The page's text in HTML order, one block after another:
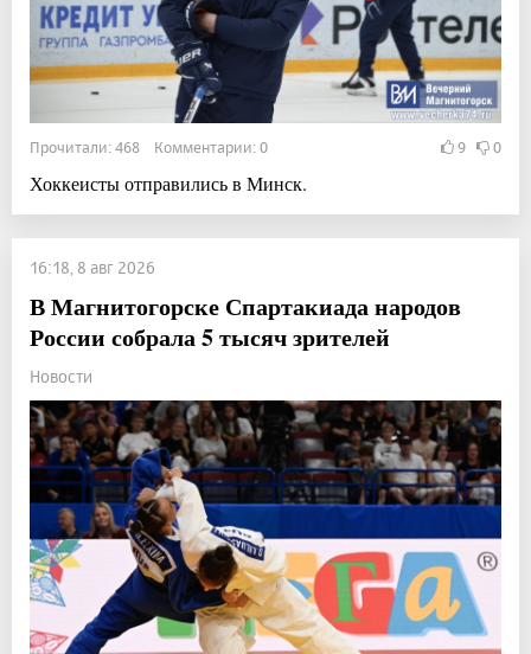
Прочитали: 468 Комментарии: 0 9 0
Хоккеисты отправились в Минск.
16:18, 8 авг 2026
В Магнитогорске Спартакиада народов
России собрала 5 тысяч зрителей
Новости